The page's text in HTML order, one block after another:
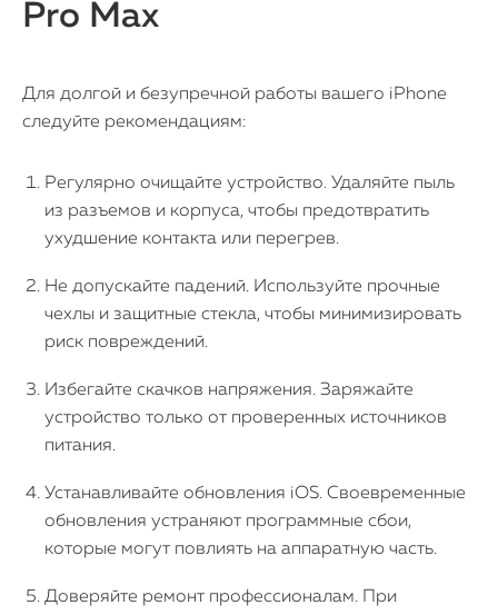
Pro Max
Для долгой и безупречной работы вашего iPhone
следуйте рекомендациям:
Регулярно очищайте устройство. Удаляйте пыль
из разъемов и корпуса, чтобы предотвратить
ухудшение контакта или перегрев.
Не допускайте падений. Используйте прочные
чехлы и защитные стекла, чтобы минимизировать
риск повреждений.
Избегайте скачков напряжения. Заряжайте
устройство только от проверенных источников
питания.
Устанавливайте обновления iOS. Своевременные
обновления устраняют программные сбои,
которые могут повлиять на аппаратную часть.
Доверяйте ремонт профессионалам. При